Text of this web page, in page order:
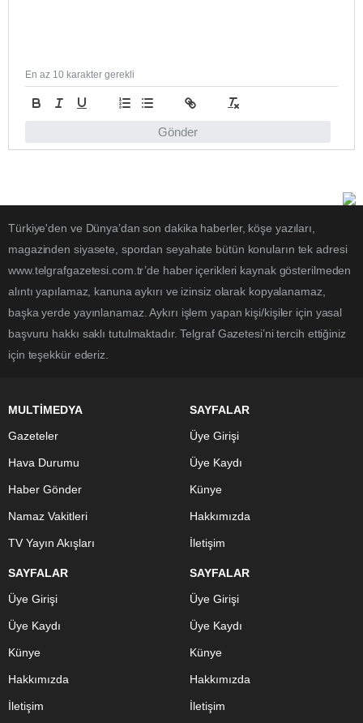
Gönder
En az 10 karakter gerekli
Türkiye'den ve Dünya’dan son dakika haberler, köşe yazıları,
magazinden siyasete, spordan seyahate bütün konuların tek adresi
www.telgrafgazetesi.com.tr’de haber içerikleri kaynak gösterilmeden
alıntı yapılamaz, kanuna aykırı ve izinsiz olarak kopyalanamaz,
başka yerde yayınlanamaz. Aykırı işlem yapan kişi/kişiler için yasal
başvuru hakkı saklı tutulmaktadır. Telgraf Gazetesi’ni tercih ettiğiniz
için teşekkür ederiz.
MULTİMEDYA
Gazeteler
Hava Durumu
Haber Gönder
Namaz Vakitleri
TV Yayın Akışları
SAYFALAR
Üye Girişi
Üye Kaydı
Künye
Hakkımızda
İletişim
SAYFALAR
Üye Girişi
Üye Kaydı
Künye
Hakkımızda
İletişim
SAYFALAR
Üye Girişi
Üye Kaydı
Künye
Hakkımızda
İletişim